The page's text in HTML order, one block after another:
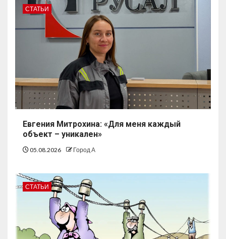
СТАТЬИ
Евгения Митрохина: «Для меня каждый
объект – уникален»
05.08.2026 Город А
СТАТЬИ